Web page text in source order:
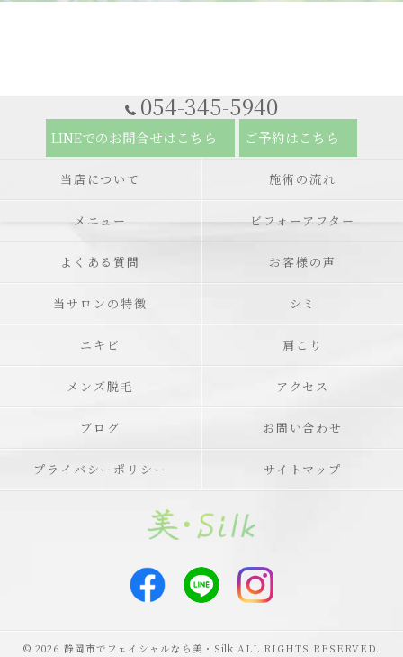
054-345-5940
LINEでのお問合せはこちら ご予約はこちら
当店について 施術の流れ
メニュー ビフォーアフター
よくある質問 お客様の声
当サロンの特徴 シミ
ニキビ 肩こり
メンズ脱毛 アクセス
ブログ お問い合わせ
プライバシーポリシー サイトマップ
© 2026 静岡市でフェイシャルなら美・Silk ALL RIGHTS RESERVED.